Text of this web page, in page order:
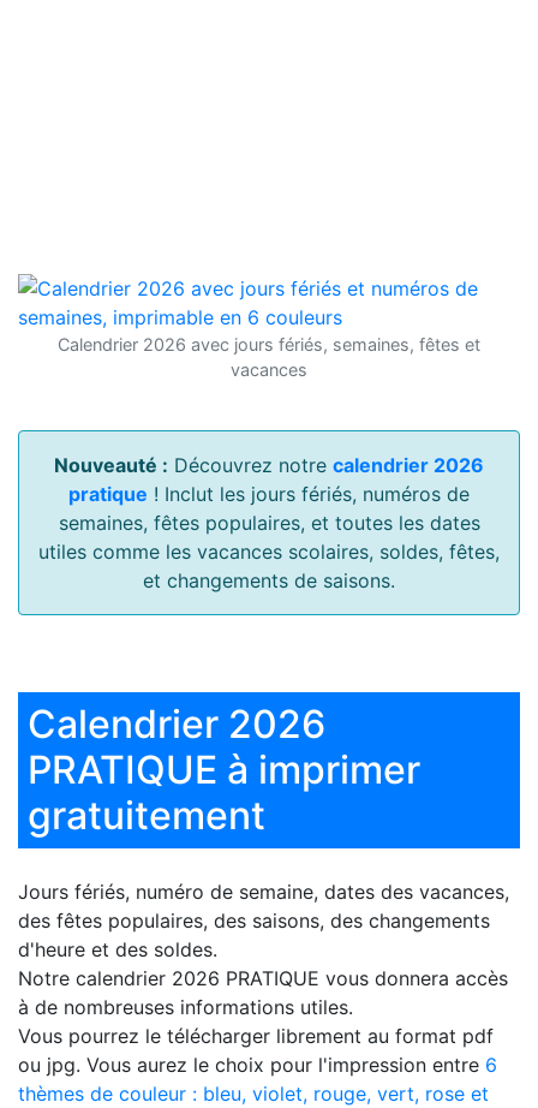
Calendrier 2026 avec jours fériés, semaines, fêtes et
vacances
Nouveauté : Découvrez notre calendrier 2026
pratique ! Inclut les jours fériés, numéros de
semaines, fêtes populaires, et toutes les dates
utiles comme les vacances scolaires, soldes, fêtes,
et changements de saisons.
Calendrier 2026
PRATIQUE à imprimer
gratuitement
Jours fériés, numéro de semaine, dates des vacances,
des fêtes populaires, des saisons, des changements
d'heure et des soldes.
Notre calendrier 2026 PRATIQUE vous donnera accès
à de nombreuses informations utiles.
Vous pourrez le télécharger librement au format pdf
ou jpg. Vous aurez le choix pour l'impression entre 6
thèmes de couleur : bleu, violet, rouge, vert, rose et